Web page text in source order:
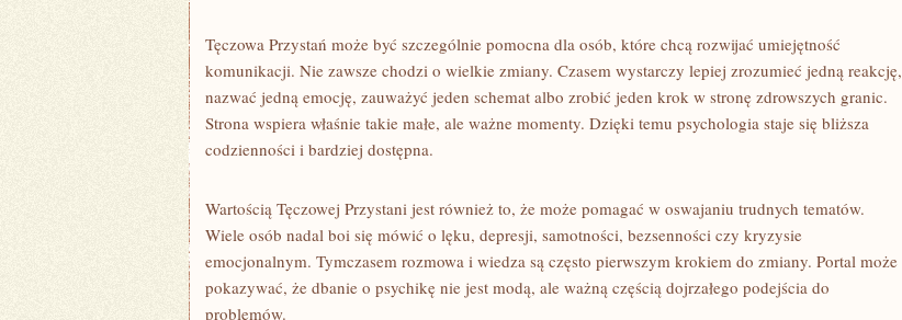
Tęczowa Przystań może być szczególnie pomocna dla osób, które chcą rozwijać umiejętność
komunikacji. Nie zawsze chodzi o wielkie zmiany. Czasem wystarczy lepiej zrozumieć jedną reakcję,
nazwać jedną emocję, zauważyć jeden schemat albo zrobić jeden krok w stronę zdrowszych granic.
Strona wspiera właśnie takie małe, ale ważne momenty. Dzięki temu psychologia staje się bliższa
codzienności i bardziej dostępna.
Wartością Tęczowej Przystani jest również to, że może pomagać w oswajaniu trudnych tematów.
Wiele osób nadal boi się mówić o lęku, depresji, samotności, bezsenności czy kryzysie
emocjonalnym. Tymczasem rozmowa i wiedza są często pierwszym krokiem do zmiany. Portal może
pokazywać, że dbanie o psychikę nie jest modą, ale ważną częścią dojrzałego podejścia do
problemów.